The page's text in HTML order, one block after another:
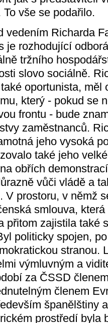
vše se podařilo.
vedením Richarda
je rozhodující
tržního
slovo sociálně.
oportunista, měl
který - pokud se
frontu - bude
zaměstnanců.
jeho vysoká
také jeho
obřích
vůči vládě a
V prostoru, v němž
smlouva,
přitom zajistila také
politicky spojen,
stranou.
výmluvným a
za ČSSD
členem
španělštiny
prostředí byla